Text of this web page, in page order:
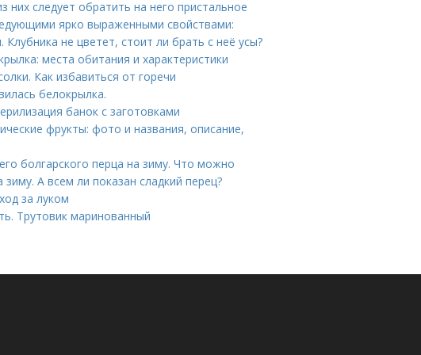
следует обратить на него пристальное
ярко выраженными свойствами:
не цветет, стоит ли брать с неё усы?
места обитания и характеристики
Как избавиться от горечи
белокрылка.
банок с заготовками
фрукты: фото и названия, описание,
болгарского перца на зиму. Что можно
А всем ли показан сладкий перец?
за луком
Трутовик маринованный